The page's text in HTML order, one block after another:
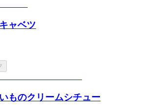
ャベツ
ものクリームシチュー